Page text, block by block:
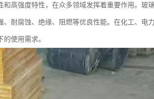
高强度特性，在众多领域发挥着重要作用。玻
耐腐蚀、绝缘、阻燃等优良性能。在化工、电
使用需求。